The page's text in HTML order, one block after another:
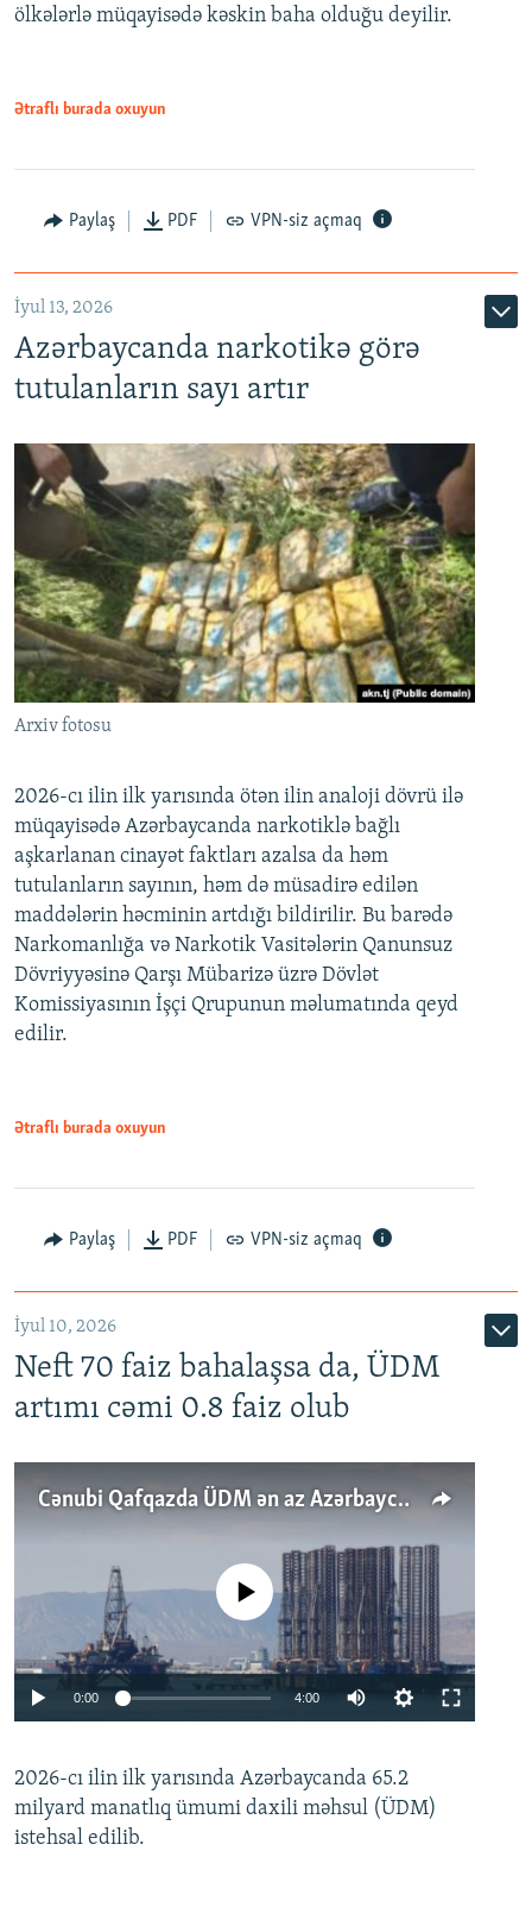
ölkələrlə müqayisədə kəskin baha olduğu deyilir.
Ətraflı burada oxuyun
Paylaş PDF VPN-siz açmaq
İyul 13, 2026
Azərbaycanda narkotikə görə
tutulanların sayı artır
Arxiv fotosu
2026-cı ilin ilk yarısında ötən ilin analoji dövrü ilə
müqayisədə Azərbaycanda narkotiklə bağlı
aşkarlanan cinayət faktları azalsa da həm
tutulanların sayının, həm də müsadirə edilən
maddələrin həcminin artdığı bildirilir. Bu barədə
Narkomanlığa və Narkotik Vasitələrin Qanunsuz
Dövriyyəsinə Qarşı Mübarizə üzrə Dövlət
Komissiyasının İşçi Qrupunun məlumatında qeyd
edilir.
Ətraflı burada oxuyun
Paylaş PDF VPN-siz açmaq
İyul 10, 2026
Neft 70 faiz bahalaşsa da, ÜDM
artımı cəmi 0.8 faiz olub
Cənubi Qafqazda ÜDM ən az Azərbaycanda artır: Qonşuları niyə Bakını qabaqlaya bilir?
Auto 240p 360p 480p
No media source currently available
0:00 4:00
360p
480p
2026-cı ilin ilk yarısında Azərbaycanda 65.2
milyard manatlıq ümumi daxili məhsul (ÜDM)
istehsal edilib.